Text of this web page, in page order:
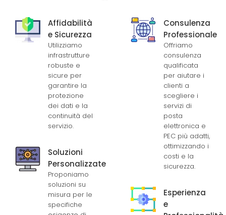
Affidabilità
e Sicurezza
Utilizziamo
infrastrutture
robuste e
sicure per
garantire la
protezione
dei dati e la
continuità del
servizio.
Soluzioni
Personalizzate
Proponiamo
soluzioni su
misura per le
specifiche
Consulenza
Professionale
Offriamo
consulenza
qualificata
per aiutare i
clienti a
scegliere i
servizi di
posta
elettronica e
PEC più adatti,
ottimizzando i
costi e la
sicurezza.
Esperienza
e